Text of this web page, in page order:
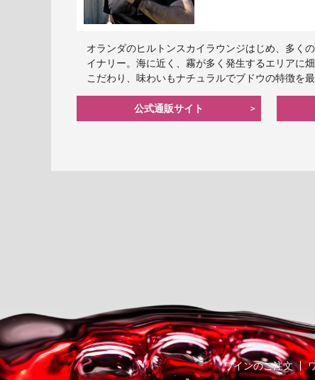
オランダのヒルトンスカイラウンジはじめ、多く
イナリー。海に近く、霧が多く発生するエリアに
こだわり、味わいもナチュラルでブドウの特徴を最
公式通販サイト
ワインのご注文